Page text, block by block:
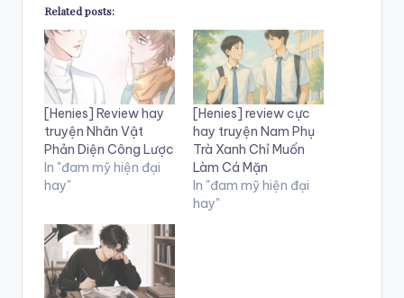
Related posts:
[Henies] Review hay
truyện Nhân Vật
Phản Diện Công Lược
In "đam mỹ hiện đại
hay"
[Henies] review cực
hay truyện Nam Phụ
Trà Xanh Chỉ Muốn
Làm Cá Mặn
In "đam mỹ hiện đại
hay"